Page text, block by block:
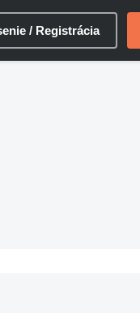
/ Registrácia